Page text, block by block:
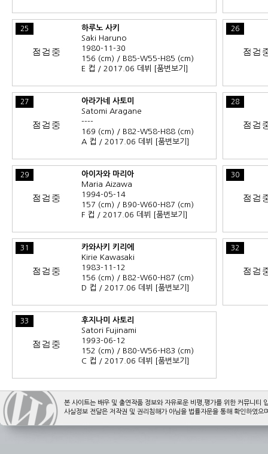
25
하루노 사키
Saki Haruno
1980-11-30
156 (cm) / B85-W55-H85 (cm)
E 컵 / 2017.06 데뷔
[품번보기]
26
27
아라가네 사토미
Satomi Aragane
----
169 (cm) / B82-W58-H88 (cm)
A 컵 / 2017.06 데뷔
[품번보기]
28
29
아이자와 마리아
Maria Aizawa
1994-05-14
157 (cm) / B90-W60-H87 (cm)
F 컵 / 2017.06 데뷔
[품번보기]
30
31
카와사키 키리에
Kirie Kawasaki
1983-11-12
156 (cm) / B82-W60-H87 (cm)
D 컵 / 2017.06 데뷔
[품번보기]
32
33
후지나미 사토리
Satori Fujinami
1993-06-12
152 (cm) / B80-W56-H83 (cm)
C 컵 / 2017.06 데뷔
[품번보기]
본 사이트는 배우 및 출연작품 정보와 자유로운 비평,평가를 위한 커뮤니티
사실정보 전달은 저작권 및 권리침해가 아님을 법률자문을 통해 확인하였으